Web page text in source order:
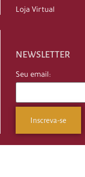
Loja Virtual
NEWSLETTER
Seu email: